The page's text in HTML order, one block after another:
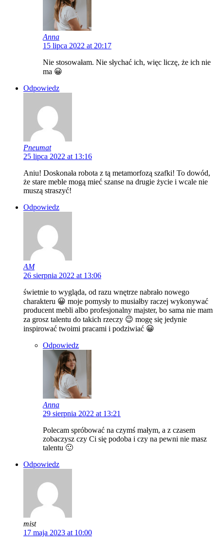
Anna
15 lipca 2022 at 20:17
Nie stosowałam. Nie słychać ich, więc liczę, że ich nie
ma 😀
Odpowiedz
Pneumat
25 lipca 2022 at 13:16
Aniu! Doskonała robota z tą metamorfozą szafki! To dowód,
że stare meble mogą mieć szanse na drugie życie i wcale nie
muszą straszyć!
Odpowiedz
AM
26 sierpnia 2022 at 13:06
świetnie to wygląda, od razu wnętrze nabrało nowego
charakteru 😀 moje pomysły to musiałby raczej wykonywać
producent mebli albo profesjonalny majster, bo sama nie mam
za grosz talentu do takich rzeczy 😉 mogę się jedynie
inspirować twoimi pracami i podziwiać 😀
Odpowiedz
Anna
29 sierpnia 2022 at 13:21
Polecam spróbować na czymś małym, a z czasem
zobaczysz czy Ci się podoba i czy na pewni nie masz
talentu 🙂
Odpowiedz
mist
17 maja 2023 at 10:00